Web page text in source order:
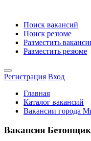
Поиск вакансий
Поиск резюме
Разместить
Разместить резюме
Регистрация Вход
Главная
Каталог вакансий
Вакансии города
Вакансия